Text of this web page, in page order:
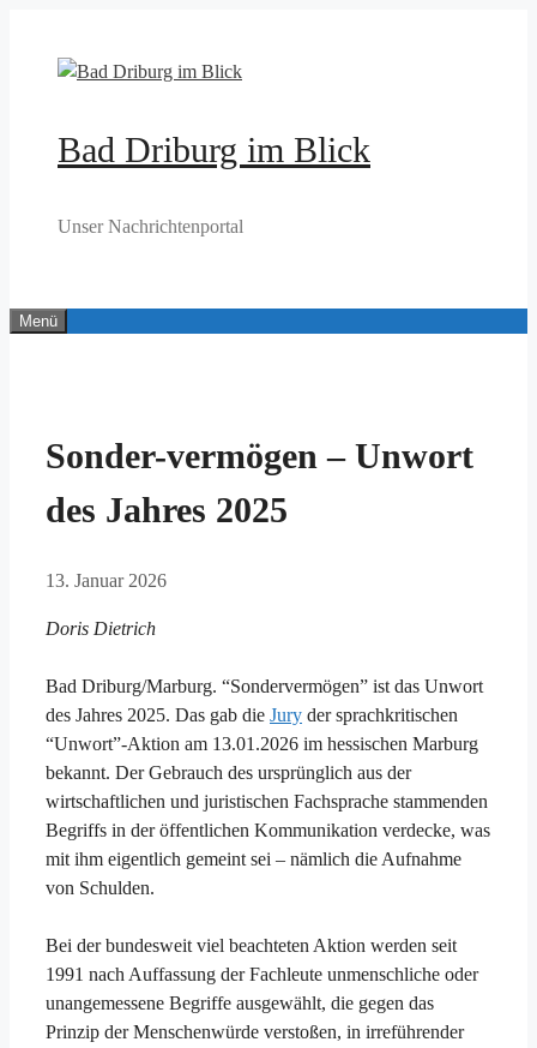
springen
Bad Driburg im Blick
Unser Nachrichtenportal
Menü
Sonder-vermögen – Unwort
des Jahres 2025
13. Januar 2026
Doris Dietrich
Bad Driburg/Marburg. “Sondervermögen” ist das Unwort
des Jahres 2025. Das gab die Jury der sprachkritischen
“Unwort”-Aktion am 13.01.2026 im hessischen Marburg
bekannt. Der Gebrauch des ursprünglich aus der
wirtschaftlichen und juristischen Fachsprache stammenden
Begriffs in der öffentlichen Kommunikation verdecke, was
mit ihm eigentlich gemeint sei – nämlich die Aufnahme
von Schulden.
Bei der bundesweit viel beachteten Aktion werden seit
1991 nach Auffassung der Fachleute unmenschliche oder
unangemessene Begriffe ausgewählt, die gegen das
Prinzip der Menschenwürde verstoßen, in irreführender